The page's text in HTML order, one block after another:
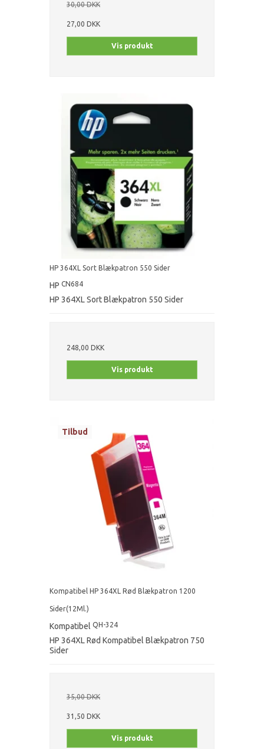
30,00 DKK
27,00 DKK
Vis produkt
HP 364XL Sort Blækpatron 550 Sider
HP CN684
HP 364XL Sort Blækpatron 550 Sider
248,00 DKK
Vis produkt
Tilbud
Kompatibel HP 364XL Rød Blækpatron 1200
Sider(12Ml.)
Kompatibel QH-324
HP 364XL Rød Kompatibel Blækpatron 750
Sider
35,00 DKK
31,50 DKK
Vis produkt